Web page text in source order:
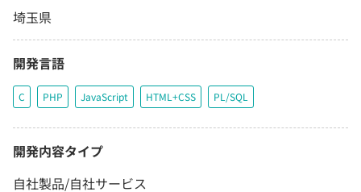
埼玉県
開発言語
C PHP JavaScript HTML+CSS PL/SQL
開発内容タイプ
自社製品/自社サービス